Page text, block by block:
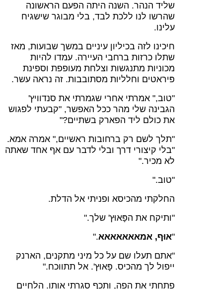
שליד הנהר. השנה היתה הפעם הראשונה
שהרשו לנו ללכת לבד, בלי מבוגר שישגיח
עלינו.
חיכינו לזה בכיליון עיניים במשך שבועות, מאז
שתלו כרזות ברחבי העיירה. עמדו להיות
מכוניות מתנגשות וצלחת מעופפת וספינת
פּיראטים וחלליות מסתובבות. זה נראה עשר.
"טוב," אמרתי אחרי שגמרתי את סנדוויץ'
הגבינה שלי מהר ככל האפשר, "קבעתי לפגוש
את כולם ליד הפארק בשתיים?"
"תלך לשם רק ברחובות ראשיים," אמרה אמא.
"בלי קיצורי דרך ובלי לדבר עם אף אחד שאתה
לא מכיר."
"טוב."
החלקתי מהכיסא ופניתי אל הדלת.
"ותיקח את הפָּאוּץ' שלך."
"אוּף, אמאאאאאאא."
"אתם תעלו שם על כל מיני מתקנים, הארנק
ייפול לך מהכיס. פָּאוּץ'. אל תתווכח."
פתחתי את הפה, ותכף סגרתי אותו. הלחיים